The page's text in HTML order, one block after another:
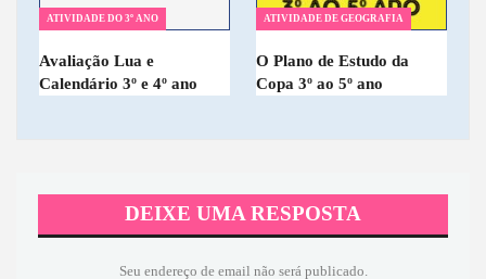
ATIVIDADE DO 3º ANO
Avaliação Lua e
Calendário 3º e 4º ano
ATIVIDADE DE GEOGRAFIA
O Plano de Estudo da
Copa 3º ao 5º ano
DEIXE UMA RESPOSTA
Seu endereço de email não será publicado.